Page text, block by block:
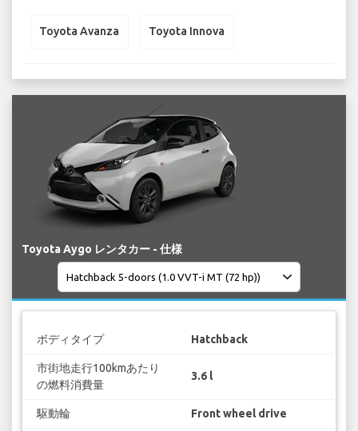
Toyota Avanza Toyota Innova
Toyota Aygo レンタカー - 仕様
ボディタイプ Hatchback
市街地走行100kmあたり
の燃料消費量
3.6 l
駆動輪 Front wheel drive